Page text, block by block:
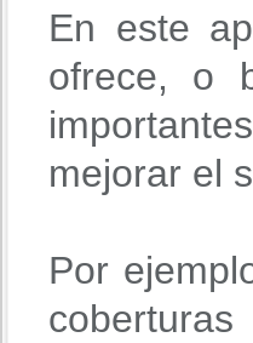
En este
ofrece, o
mejorar el
Por